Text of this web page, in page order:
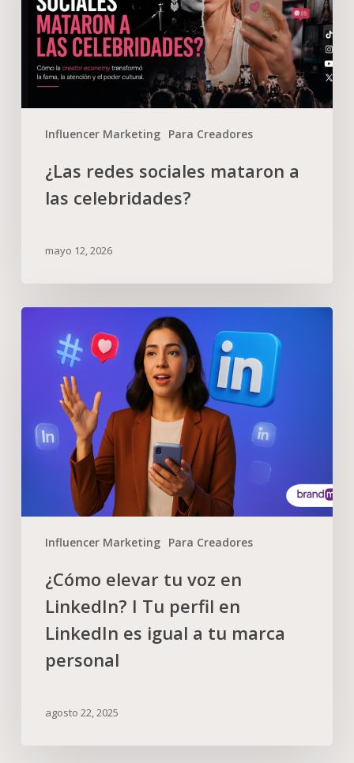
Influencer Marketing Para Creadores
¿Las redes sociales mataron a
las celebridades?
mayo 12, 2026
Influencer Marketing Para Creadores
¿Cómo elevar tu voz en
LinkedIn? I Tu perfil en
LinkedIn es igual a tu marca
personal
agosto 22, 2025